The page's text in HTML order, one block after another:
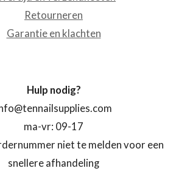
Retourneren
Garantie en klachten
Hulp nodig?
ma-vr: 09-17
niet te melden voor een
snellere afhandeling